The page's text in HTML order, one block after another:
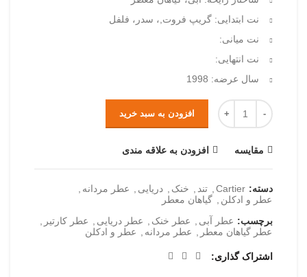
نت ابتدایی: گریپ فروت,، سدر، فلفل
نت میانی:
نت انتهایی:
سال عرضه: 1998
افزودن به سبد خرید
مقایسه افزودن به علاقه مندی
دسته: Cartier تند خنک دریایی عطر مردانه
عطر و ادکلن
گیاهان معطر
برچسب: عطر آبی عطر خنک عطر دریایی عطر کارتیر
عطر گیاهان معطر
عطر مردانه عطر و ادکلن
اشتراک گذاری